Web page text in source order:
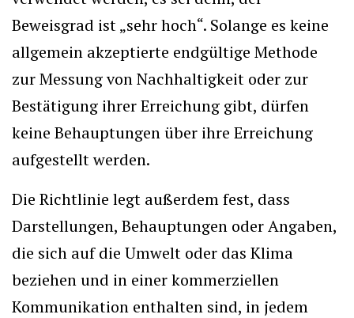
Beweisgrad ist „sehr hoch“. Solange es keine
allgemein akzeptierte endgültige Methode
zur Messung von Nachhaltigkeit oder zur
Bestätigung ihrer Erreichung gibt, dürfen
keine Behauptungen über ihre Erreichung
aufgestellt werden.
Die Richtlinie legt außerdem fest, dass
Darstellungen, Behauptungen oder Angaben,
die sich auf die Umwelt oder das Klima
beziehen und in einer kommerziellen
Kommunikation enthalten sind, in jedem